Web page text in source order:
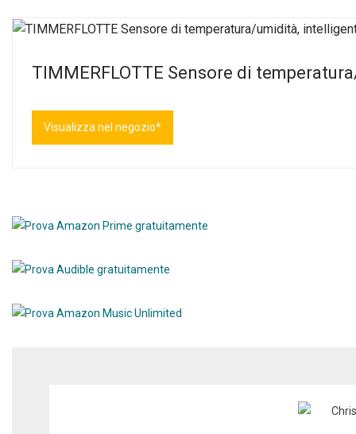
TIMMERFLOTTE Sensore di
Visualizza nel negozio*